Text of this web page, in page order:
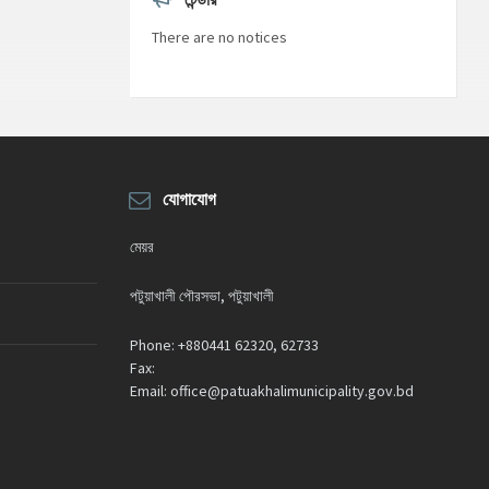
There are no notices
যোগাযোগ
মেয়র
পটুয়াখালী পৌরসভা, পটুয়াখালী
Phone:+880441 62320, 62733
Fax:
Email:office@patuakhalimunicipality.gov.bd